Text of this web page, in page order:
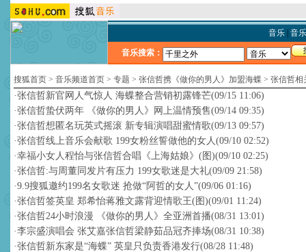
音乐| 音
音乐搜索：
搜狐首页 > 音乐频道首页 > 专题 > 张信哲携《做你的男人》加盟海蝶 > 张信哲相
·张信哲新官网人气惊人 海蝶整合营销初露锋芒(09/15 11:06)
·张信哲蛰伏两年 《做你的男人》网上温情预售(09/14 09:35)
·张信哲想匿名玩英式摇滚 新专辑演唱甜蜜情歌(09/13 09:57)
·张信哲线上音乐会献歌 199女粉丝誓做他的女人(09/10 02:52)
·幸福小女人程怡与张信哲合唱《上海姑娘》(图)(09/10 02:25)
·张信哲:与周董同发片有压力 199女歌迷是大礼(09/09 21:58)
·9.9搜狐邀约199名女歌迷 抢做“阿哲的女人”(09/06 01:16)
·张信哲签英皇 郑希怡蒋雅文露背迎情歌王(图)(09/01 11:24)
·张信哲24小时浪漫 《做你的男人》全亚洲首播(08/31 13:01)
·李宗盛演唱会 张艾嘉张信哲梁静茹品冠齐捧场(08/31 10:38)
·张信哲新东家是“海蝶” 英皇只负责香港发行(08/28 11:48)